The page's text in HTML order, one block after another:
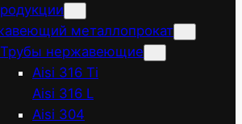
металлопрокат
Трубы нержавеющие
Aisi 316 Ti
Aisi 316 L
Aisi 304